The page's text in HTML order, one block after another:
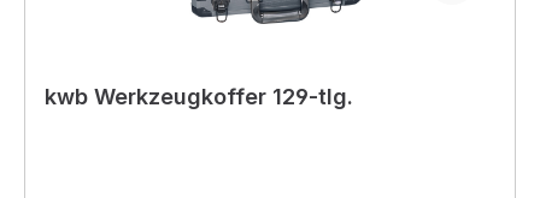
kwb Werkzeugkoffer 129-tlg.